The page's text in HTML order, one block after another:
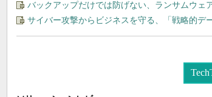
バックアップだけでは防げない、ランサムウェ
サイバー攻撃からビジネスを守る、「戦略的デ